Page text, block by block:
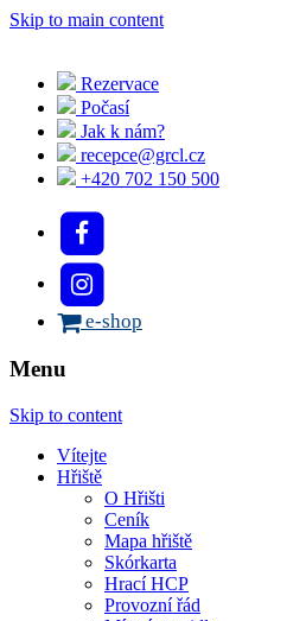
Skip to main content
Rezervace
Počasí
Jak k nám?
recepce@grcl.cz
+420 702 150 500
e-shop
Menu
Skip to content
Vítejte
Hřiště
O Hřišti
Ceník
Mapa hřiště
Skórkarta
Hrací HCP
Provozní řád